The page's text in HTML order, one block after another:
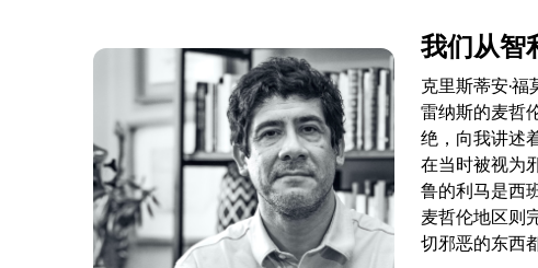
我们从智
克里斯蒂安·
雷纳斯的麦哲
绝，向我讲述
在当时被视为
鲁的利马是西
麦哲伦地区则
切邪恶的东西